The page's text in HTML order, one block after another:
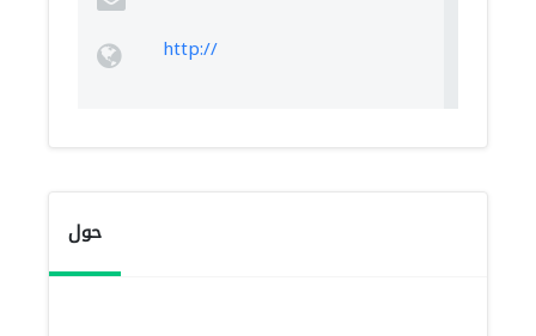
http://
حول